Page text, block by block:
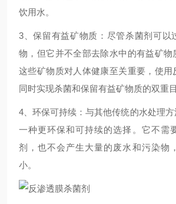
饮用水。
3、保留有益矿物质：尽管杀菌剂可以
物，但它并不全部去除水中的有益矿物
这些矿物质对人体健康至关重要，使用
同时实现杀菌和保留有益矿物质的双重目
4、环保可持续：与其他传统的水处理
一种更环保和可持续的选择。它不需
剂，也不会产生大量的废水和污染物
小。